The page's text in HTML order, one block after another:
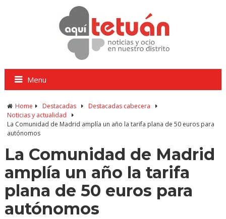
Menu
Home Destacadas
Destacadas cabecera
Noticias y actualidad
La Comunidad de Madrid amplía un año la tarifa plana de 50 euros para
autónomos
La Comunidad de Madrid
amplía un año la tarifa
plana de 50 euros para
autónomos